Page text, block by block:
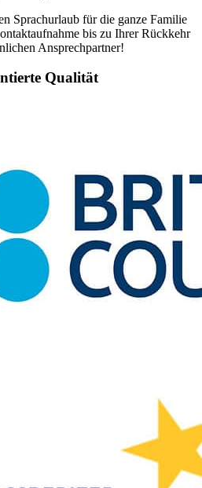
Sprachurlaub für die ganze Familie
bis zu Ihrer Rückkehr
Ansprechpartner!
Qualität